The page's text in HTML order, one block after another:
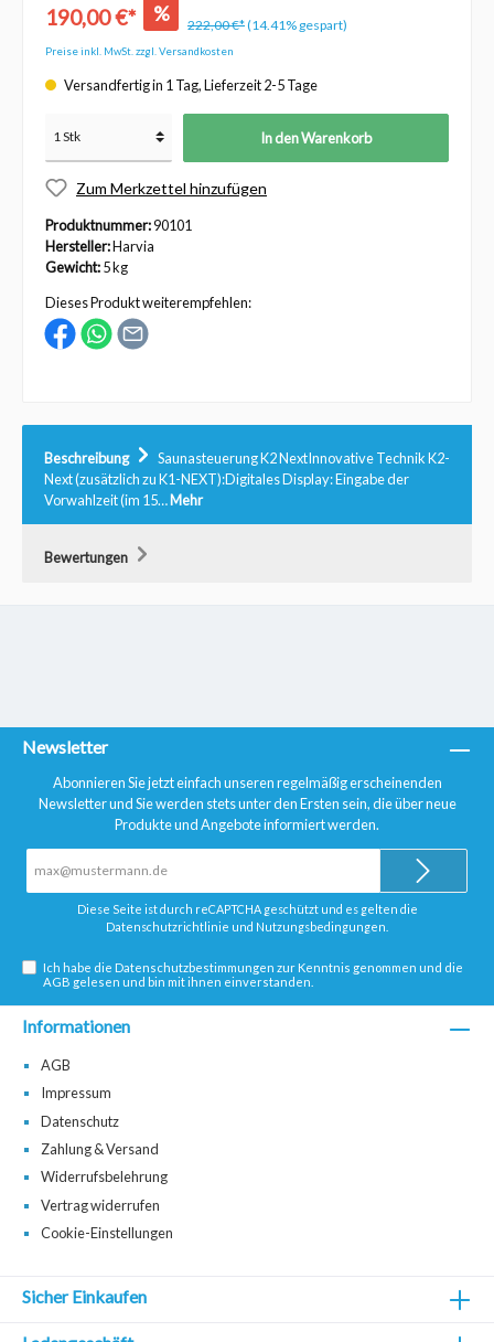
190,00 €* % 222,00 €*(14.41% gespart)
Preise inkl. MwSt. zzgl. Versandkosten
Versandfertig in 1 Tag, Lieferzeit 2-5 Tage
In den Warenkorb
Zum Merkzettel hinzufügen
Produktnummer:90101
Hersteller:Harvia
Gewicht:5 kg
Dieses Produkt weiterempfehlen:
Beschreibung
Saunasteuerung K2 NextInnovative Technik K2-
Next (zusätzlich zu K1-NEXT):Digitales Display: Eingabe der
Vorwahlzeit (im 15…Mehr
Bewertungen
Newsletter
Abonnieren Sie jetzt einfach unseren regelmäßig erscheinenden
Newsletter und Sie werden stets unter den Ersten sein, die über neue
Produkte und Angebote informiert werden.
Adresse*
Diese Seite ist durch reCAPTCHA geschützt und es gelten die
Datenschutzrichtlinie und Nutzungsbedingungen
Ich habe dieDatenschutzbestimmungen zur Kenntnis genommen und die
AGB gelesen und bin mit ihnen einverstanden.
Informationen
AGB
Impressum
Datenschutz
Zahlung & Versand
Widerrufsbelehrung
Vertrag widerrufen
Cookie-Einstellungen
Sicher Einkaufen